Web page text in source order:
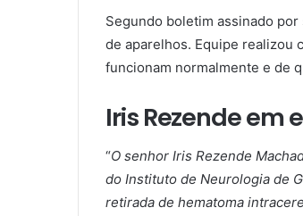
Segundo boletim assinado
de aparelhos. Equipe realizou
funcionam normalmente e de
Iris Rezende em
“O senhor Iris Rezende
do Instituto de Neurologia de
retirada de hematoma